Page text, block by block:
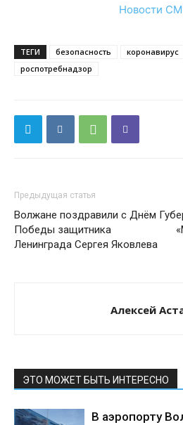
Новости
ТЕГИ безопасность коронавирус
роспотребнадзор
Предыдущая статья
Волжане поздравили с Днём
Победы защитника
Ленинграда Сергея Яковлева
Алексей
ЭТО МОЖЕТ БЫТЬ ИНТЕРЕСНО
В аэропорту